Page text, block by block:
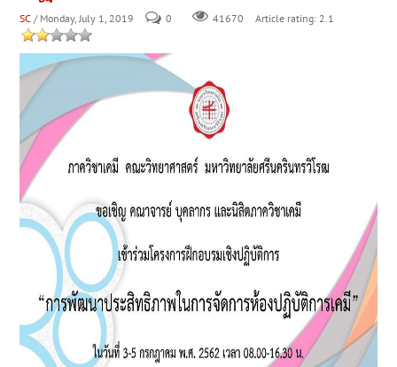
SC / Monday, July 1, 2019 0 41670 Article rating: 2.1